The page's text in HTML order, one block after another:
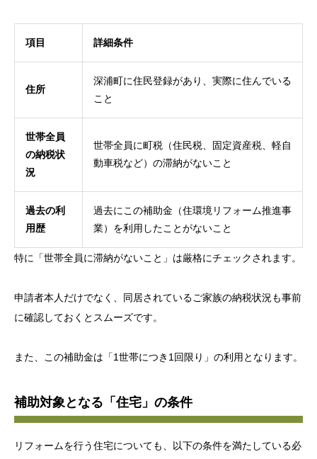
項目 詳細条件
住所
深浦町に住民登録があり、実際に住んでいる
こと
世帯全員
の納税状
況
世帯全員に町税（住民税、固定資産税、軽自
動車税など）の滞納がないこと
過去の利
用歴
過去にこの補助金（住環境リフォーム推進事
業）を利用したことがないこと
特に「世帯全員に滞納がないこと」は厳格にチェックされます。
申請者本人だけでなく、同居されているご家族の納税状況も事前
に確認しておくとスムーズです。
また、この補助金は「1世帯につき1回限り」の利用となります。
補助対象となる「住宅」の条件
リフォームを行う住宅についても、以下の条件を満たしている必